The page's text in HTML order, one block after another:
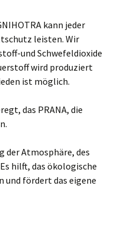
kann jeder
leisten. Wir
und Schwefeldioxide
wird produziert
ist möglich.
das PRANA, die
der Atmosphäre, des
hilft, das ökologische
und fördert das eigene